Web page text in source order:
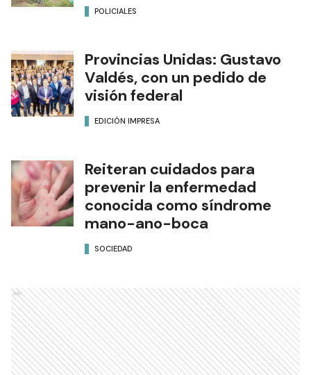
POLICIALES
Provincias Unidas: Gustavo
Valdés, con un pedido de
visión federal
EDICIÓN IMPRESA
Reiteran cuidados para
prevenir la enfermedad
conocida como síndrome
mano-ano-boca
SOCIEDAD
Ads